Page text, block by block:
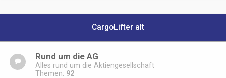
CargoLifter alt
Rund um die AG
Alles rund um die Aktiengesellschaft
Themen: 92